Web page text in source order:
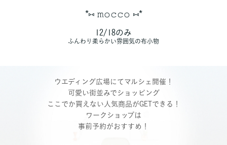
*⑅︎ 𝚖𝚘𝚌𝚌𝚘 ⑅︎*
12/18のみ
ふんわり柔らかい雰囲気の布小物
ウエディング広場にてマルシェ開催！
可愛い街並みでショッピング
ここでか買えない人気商品がGETできる！
ワークショップは
事前予約がおすすめ！